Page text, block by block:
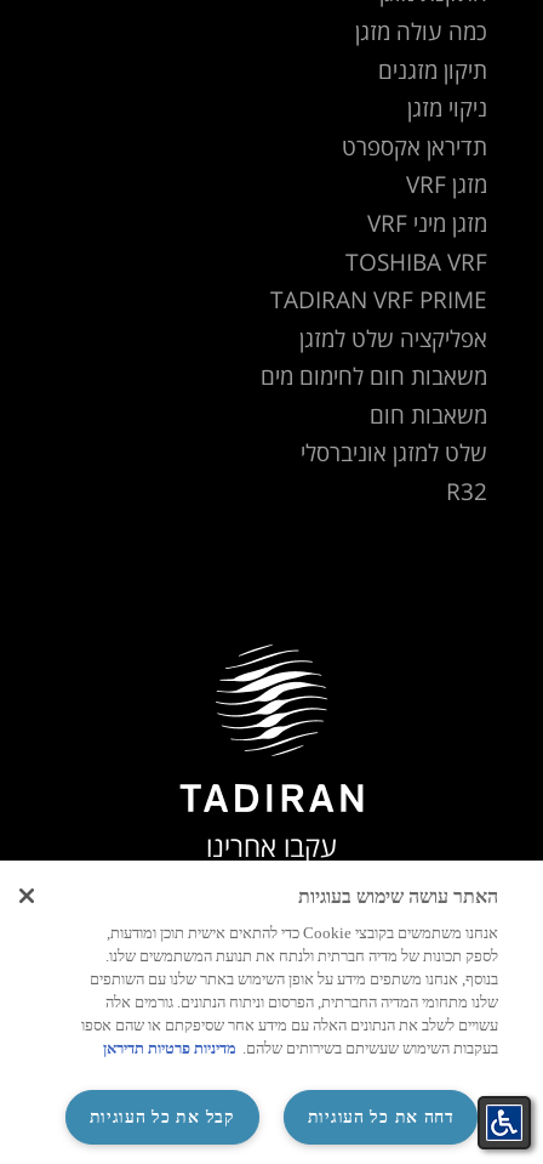
כמה עולה מזגן
תיקון מזגנים
ניקוי מזגן
תדיראן אקספרט
מזגן VRF
מזגן מיני VRF
TOSHIBA VRF
TADIRAN VRF PRIME
אפליקציה שלט למזגן
משאבות חום לחימום מים
משאבות חום
שלט למזגן אוניברסלי
R32
עקבו אחרינו
האתר עושה שימוש בעוגיות
אנחנו משתמשים בקובצי Cookie כדי להתאים אישית תוכן ומודעות,
לספק תכונות של מדיה חברתית ולנתח את תנועת המשתמשים שלנו.
בנוסף, אנחנו משתפים מידע על אופן השימוש באתר שלנו עם השותפים
שלנו מתחומי המדיה החברתית, הפרסום וניתוח הנתונים. גורמים אלה
עשויים לשלב את הנתונים האלה עם מידע אחר שסיפקתם או שהם אספו
בעקבות השימוש שעשיתם בשירותים שלהם. מדיניות פרטיות תדיראן
קבל את כל העוגיות ‏דחה את כל העוגיות